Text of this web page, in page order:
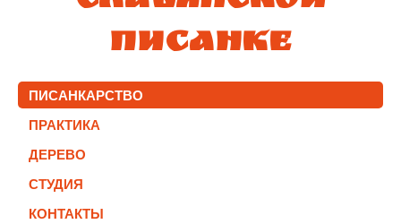
ПИСАНКЕ
ПИСАНКАРСТВО
ПРАКТИКА
ДЕРЕВО
СТУДИЯ
КОНТАКТЫ